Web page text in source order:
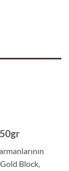
Block,